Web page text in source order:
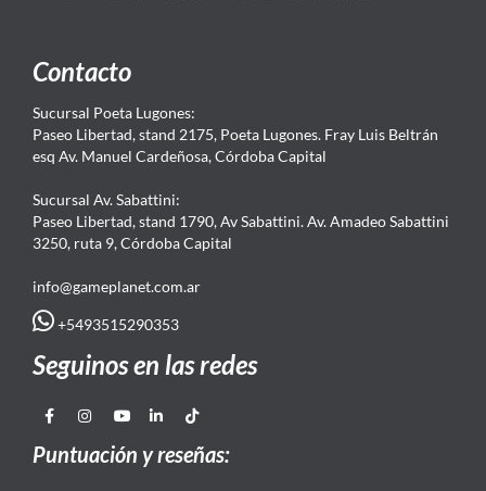
Contacto
Sucursal Poeta Lugones:
Paseo Libertad, stand 2175, Poeta Lugones. Fray Luis Beltrán
esq Av. Manuel Cardeñosa, Córdoba Capital
Sucursal Av. Sabattini:
Paseo Libertad, stand 1790, Av Sabattini. Av. Amadeo Sabattini
3250, ruta 9, Córdoba Capital
info@gameplanet.com.ar
+5493515290353
Seguinos en las redes
Puntuación y reseñas: